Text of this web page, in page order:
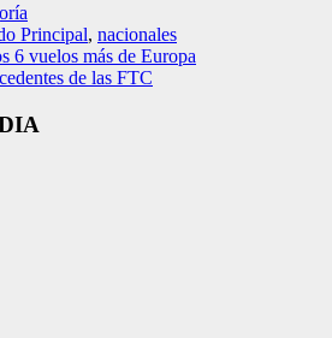
Principal, nacionales
6 vuelos más de Europa
de las FTC